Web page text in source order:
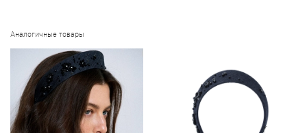
Аналогичные товары